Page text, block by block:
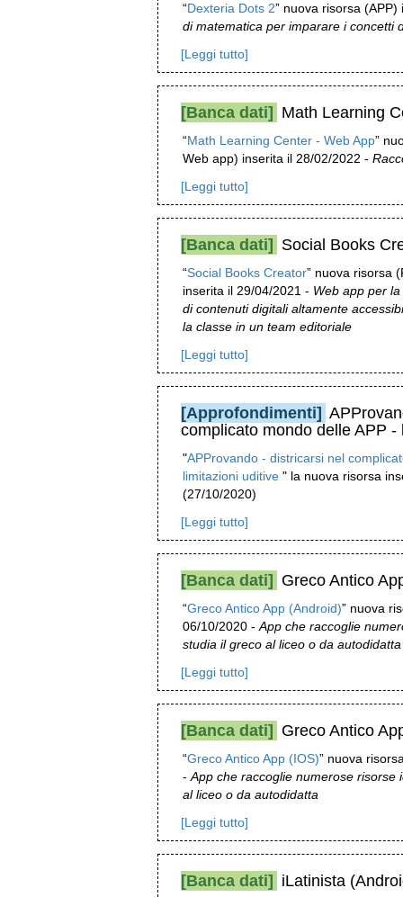
“Dexteria Dots 2” nuova risorsa
di matematica per imparare i concetti
[Leggi tutto]
[Banca dati] Math Learning
“Math Learning Center - Web App”
Web app) inserita il 28/02/2022 -
[Leggi tutto]
[Banca dati] Social Books
“Social Books Creator” nuova risorsa
inserita il 29/04/2021 - Web app per
di contenuti digitali altamente
la classe in un team editoriale
[Leggi tutto]
[Approfondimenti]
complicato mondo delle APP -
"APProvando - districarsi nel
limitazioni uditive " la nuova risorsa
(27/10/2020)
[Leggi tutto]
[Banca dati] Greco Antico
“Greco Antico App (Android)” nuova
06/10/2020 -App che raccoglie
studia il greco al liceo o da autodidatta
[Leggi tutto]
[Banca dati] Greco Antico
“Greco Antico App (IOS)” nuova
-App che raccoglie numerose risorse
al liceo o da autodidatta
[Leggi tutto]
[Banca dati] iLatinista